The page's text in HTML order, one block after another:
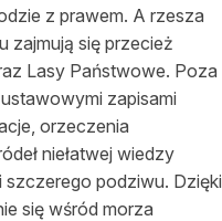
z prawem. A rzesza
zajmują się przecież
Lasy Państwowe. Poza
zapisami
orzeczenia
niełatwej wiedzy
szczerego podziwu. Dzięki
się wśród morza